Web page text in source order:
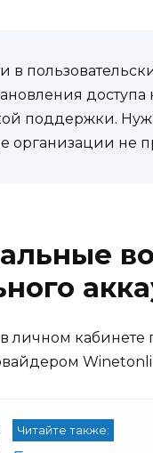
в
поддержки.
организации не
личном
Читайте также: